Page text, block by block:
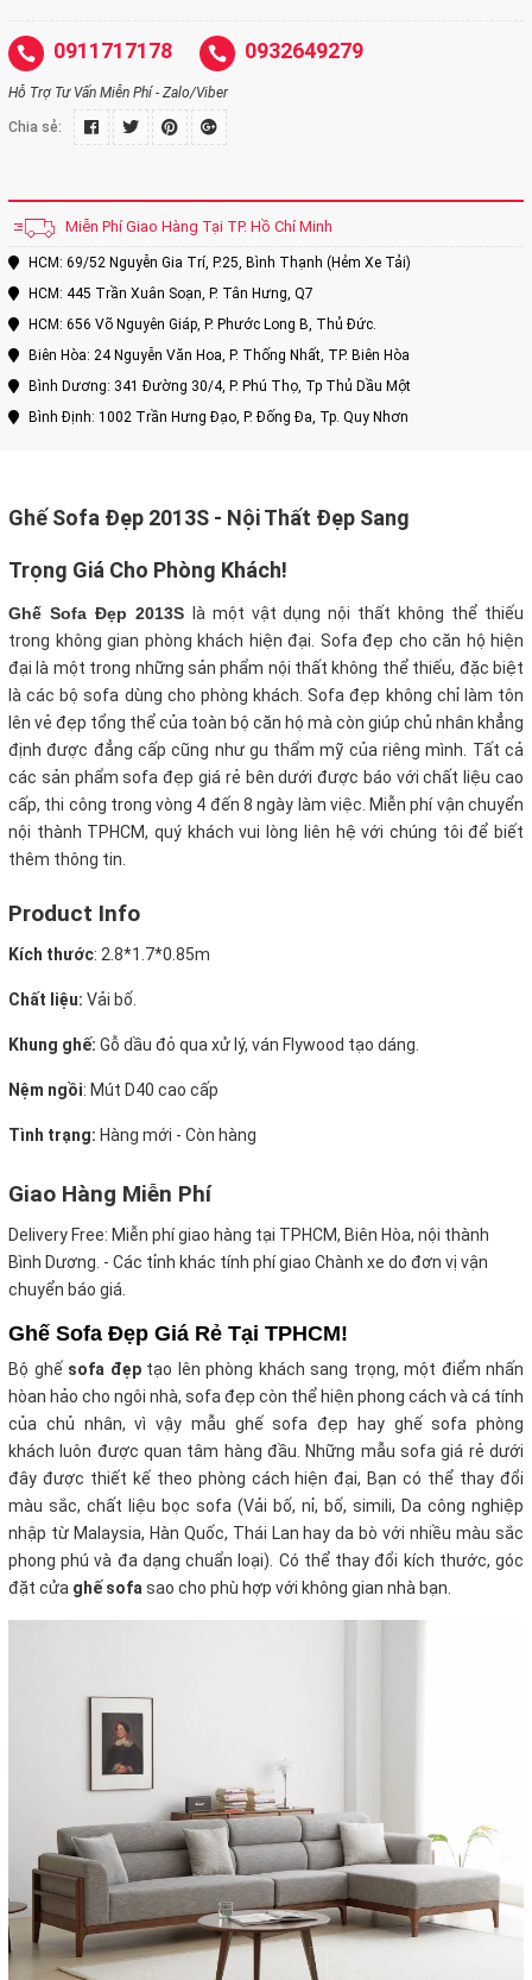
0911717178 0932649279
Hỗ Trợ Tư Vấn Miễn Phí - Zalo/Viber
Chia sẻ:
Miễn Phí Giao Hàng Tại TP. Hồ Chí Minh
HCM: 69/52 Nguyễn Gia Trí, P.25, Bình Thạnh (Hẻm Xe Tải)
HCM: 445 Trần Xuân Soạn, P. Tân Hưng, Q7
HCM: 656 Võ Nguyên Giáp, P. Phước Long B, Thủ Đức.
Biên Hòa: 24 Nguyễn Văn Hoa, P. Thống Nhất, TP. Biên Hòa
Bình Dương: 341 Đường 30/4, P. Phú Thọ, Tp Thủ Dầu Một
Bình Định: 1002 Trần Hưng Đạo, P. Đống Đa, Tp. Quy Nhơn
Ghế Sofa Đẹp 2013S - Nội Thất Đẹp Sang
Trọng Giá Cho Phòng Khách!
Ghế Sofa Đẹp 2013S
là một vật dụng nội thất không thể thiếu
trong không gian phòng khách hiện đại. Sofa đẹp cho căn hộ hiện
đại là một trong những sản phẩm nội thất không thể thiếu, đặc biệt
là các bộ sofa dùng cho phòng khách. Sofa đẹp không chỉ làm tôn
lên vẻ đẹp tổng thể của toàn bộ căn hộ mà còn giúp chủ nhân khẳng
định được đẳng cấp cũng như gu thẩm mỹ của riêng mình. Tất cả
các sản phẩm sofa đẹp giá rẻ bên dưới được báo với chất liệu cao
cấp, thi công trong vòng 4 đến 8 ngày làm việc. Miễn phí vận chuyển
nội thành TPHCM, quý khách vui lòng liên hệ với chúng tôi để biết
thêm thông tin.
Product Info
Kích thước: 2.8*1.7*0.85m
Chất liệu: Vải bố.
Khung ghế: Gỗ dầu đỏ qua xử lý, ván Flywood tạo dáng.
Nệm ngồi: Mút D40 cao cấp
Tình trạng: Hàng mới - Còn hàng
Giao Hàng Miễn Phí
Delivery Free: Miễn phí giao hàng tại TPHCM, Biên Hòa, nội thành
Bình Dương. - Các tỉnh khác tính phí giao Chành xe do đơn vị vận
chuyển báo giá.
Ghế Sofa Đẹp Giá Rẻ Tại TPHCM!
Bộ ghế sofa đẹptạo lên phòng khách sang trọng, một điểm nhấn
hòan hảo cho ngôi nhà, sofa đẹp còn thể hiện phong cách và cá tính
của chủ nhân, vì vậy mẫu ghế sofa đẹp hay ghế sofa phòng
khách luôn được quan tâm hàng đầu. Những mẫu sofa giá rẻ dưới
đây được thiết kế theo phòng cách hiện đại, Bạn có thể thay đổi
màu sắc, chất liệu bọc sofa (Vải bố, nỉ, bố, simili, Da công nghiệp
nhập từ Malaysia, Hàn Quốc, Thái Lan hay da bò với nhiều màu sắc
phong phú và đa dạng chuẩn loại). Có thể thay đổi kích thước, góc
đặt cửa ghế sofasao cho phù hợp với không gian nhà bạn.